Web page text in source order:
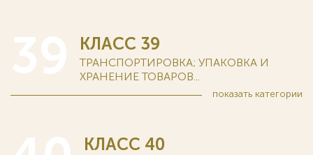
КЛАСС 39
ТРАНСПОРТИРОВКА; УПАКОВКА И
ХРАНЕНИЕ ТОВАРОВ...
показать категории
КЛАСС 40